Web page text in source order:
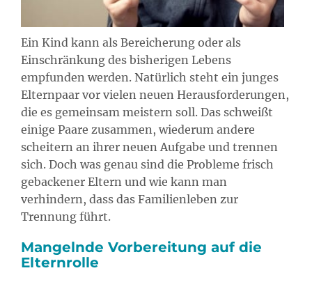
Ein Kind kann als Bereicherung oder als
Einschränkung des bisherigen Lebens
empfunden werden. Natürlich steht ein junges
Elternpaar vor vielen neuen Herausforderungen,
die es gemeinsam meistern soll. Das schweißt
einige Paare zusammen, wiederum andere
scheitern an ihrer neuen Aufgabe und trennen
sich. Doch was genau sind die Probleme frisch
gebackener Eltern und wie kann man
verhindern, dass das Familienleben zur
Trennung führt.
Mangelnde Vorbereitung auf die
Elternrolle